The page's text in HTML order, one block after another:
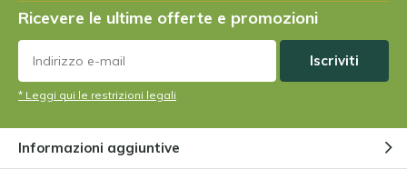
Tutto sulla pinguicola Pinguicula
meno degli insetti?
DaNiels Cox
Ricevere le ultime offerte e promozioni
Iscriviti
* Leggi qui le restrizioni legali
Informazioni aggiuntive